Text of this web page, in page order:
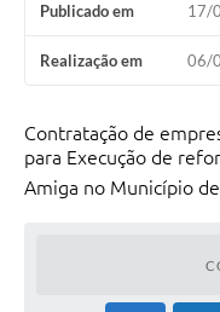
Publicado em 17/
Realização em 06/
Contratação de
para Execução de
Amiga no Município